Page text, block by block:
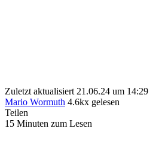
Zuletzt aktualisiert 21.06.24 um 14:29
Mario Wormuth 4.6kx gelesen
Teilen
15 Minuten zum Lesen